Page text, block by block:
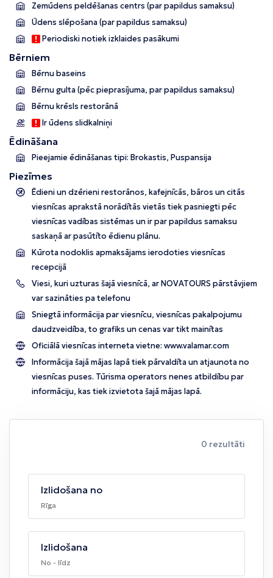
Zemūdens peldēšanas centrs (par papildus samaksu)
Ūdens slēpošana (par papildus samaksu)
Periodiski notiek izklaides pasākumi
Bērniem
Bērnu baseins
Bērnu gulta (pēc pieprasījuma, par papildus samaksu)
Bērnu krēsls restorānā
Ir ūdens slidkalniņi
Ēdināšana
Pieejamie ēdināšanas tipi: Brokastis, Puspansija
Piezīmes
Ēdieni un dzērieni restorānos, kafejnīcās, bāros un citās
viesnīcas aprakstā norādītās vietās tiek pasniegti pēc
viesnīcas vadības sistēmas un ir par papildus samaksu
saskaņā ar pasūtīto ēdienu plānu.
Kūrota nodoklis apmaksājams ierodoties viesnīcas
recepcijā
Viesi, kuri uzturas šajā viesnīcā, ar NOVATOURS pārstāvjiem
var sazināties pa telefonu
Sniegtā informācija par viesnīcu, viesnīcas pakalpojumu
daudzveidība, to grafiks un cenas var tikt mainītas
Oficiālā viesnīcas interneta vietne: www.valamar.com
Informācija šajā mājas lapā tiek pārvaldīta un atjaunota no
viesnīcas puses. Tūrisma operators nenes atbildību par
informāciju, kas tiek izvietota šajā mājas lapā.
0 rezultāti
Izlidošana no
Rīga
Izlidošana
No - līdz